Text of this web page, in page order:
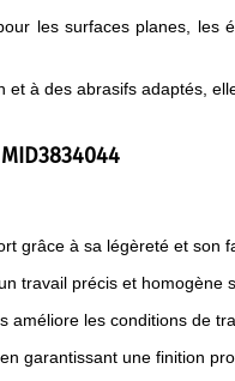
les surfaces planes,
et à des abrasifs adaptés,
grâce à sa légèreté et son
travail précis et homogène
améliore les conditions de
garantissant une finition